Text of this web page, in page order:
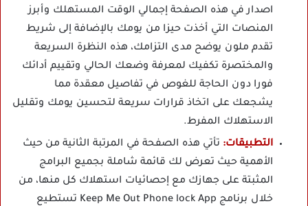
اصدار في هذه الصفحة إجمالي الوقت المستهلك وأبرز
المنصات التي أخذت حيزا من يومك بالإضافة إلى شريط
تقدم ملون يوضح مدى التزامك، هذه النظرة السريعة
والمختصرة تكفيك لمعرفة وضعك الحالي وتقييم أدائك
فورا دون الحاجة للغوص في تفاصيل معقدة مما
يشجعك على اتخاذ قرارات سريعة لتحسين يومك وتقليل
الاستهلاك المفرط.
التطبيقات: تأتي هذه الصفحة في المرتبة الثانية من حيث
الأهمية حيث تعرض لك قائمة شاملة بجميع البرامج
المثبتة على جهازك مع إحصائيات استهلاك كل منها، من
خلال برنامج Keep Me Out Phone lock App تستطيع